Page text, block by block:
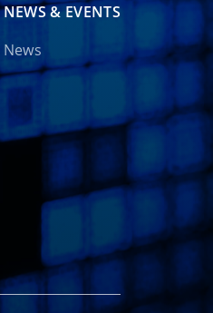
NEWS & EVENTS
News